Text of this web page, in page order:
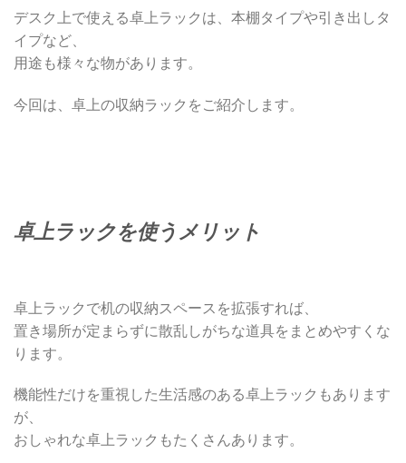
デスク上で使える卓上ラックは、本棚タイプや引き出しタ
イプなど、
用途も様々な物があります。
今回は、卓上の収納ラックをご紹介します。
卓上ラックを使うメリット
卓上ラックで机の収納スペースを拡張すれば、
置き場所が定まらずに散乱しがちな道具をまとめやすくな
ります。
機能性だけを重視した生活感のある卓上ラックもあります
が、
おしゃれな卓上ラックもたくさんあります。